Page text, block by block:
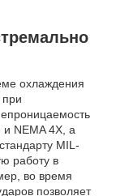
охлаждения
при
и NEMA 4X, а
MIL-
работу в
во время
позволяет